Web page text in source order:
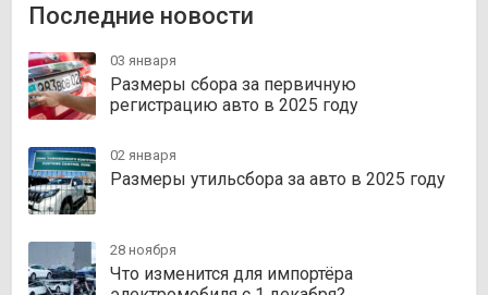
Последние новости
03 января
Размеры сбора за первичную
регистрацию авто в 2025 году
02 января
Размеры утильсбора за авто в 2025 году
28 ноября
Что изменится для импортёра